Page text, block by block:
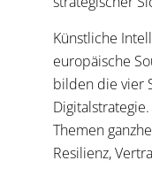
Künstliche
europäische
bilden die vier
Themen
Resilienz,